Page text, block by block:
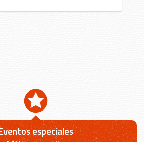
especiales